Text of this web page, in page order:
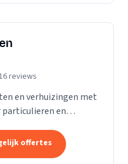
reviews
en verhuizingen met
en
offertes